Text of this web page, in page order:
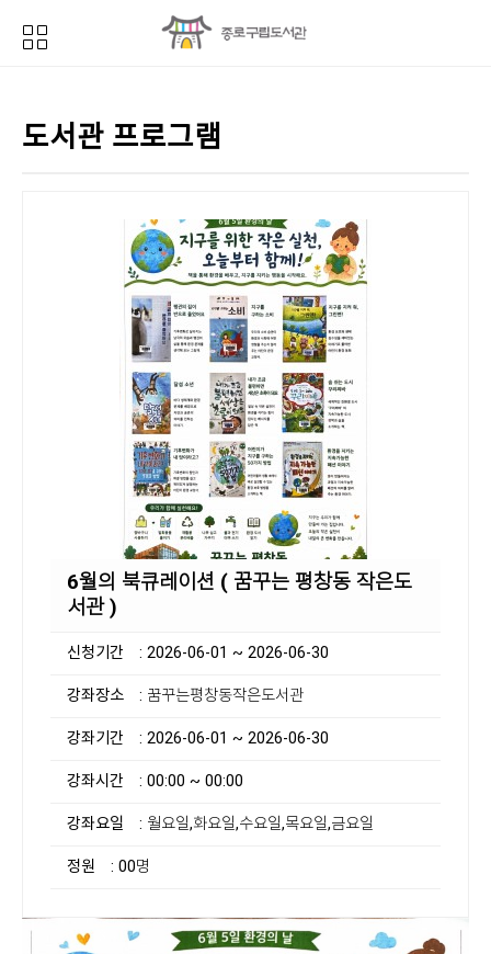
도서관 프로그램
6월의 북큐레이션 ( 꿈꾸는 평창동 작은도
서관 )
신청기간 : 2026-06-01 ~ 2026-06-30
강좌장소 : 꿈꾸는평창동작은도서관
강좌기간 : 2026-06-01 ~ 2026-06-30
강좌시간 : 00:00 ~ 00:00
강좌요일 : 월요일,화요일,수요일,목요일,금요일
정원 : 00명